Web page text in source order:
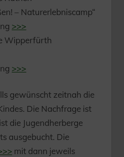
– Naturerlebniscamp“
>>>
Wipperfürth
>>>
gewünscht zeitnah die
Die Nachfrage ist
die Jugendherberge
ausgebucht. Die
mit dann jeweils